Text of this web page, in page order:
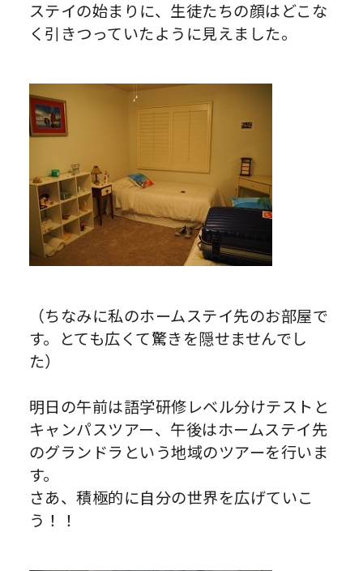
ステイの始まりに、生徒たちの顔はどこな
く引きつっていたように見えました。
（ちなみに私のホームステイ先のお部屋で
す。とても広くて驚きを隠せませんでし
た）
明日の午前は語学研修レベル分けテストと
キャンパスツアー、午後はホームステイ先
のグランドラという地域のツアーを行いま
す。
さあ、積極的に自分の世界を広げていこ
う！！